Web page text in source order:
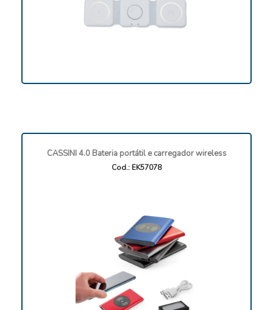
CASSINI 4.0 Bateria portátil e carregador wireless
Cod.: EK57078